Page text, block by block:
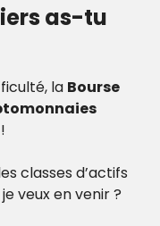
as-tu
la
!
classes d’actifs
veux en venir ?